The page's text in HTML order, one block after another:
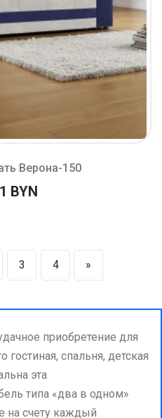
Верона-150
BYN
3 4 »
приобретение для
спальня, детская
эта
типа «два в одном»
на счету каждый